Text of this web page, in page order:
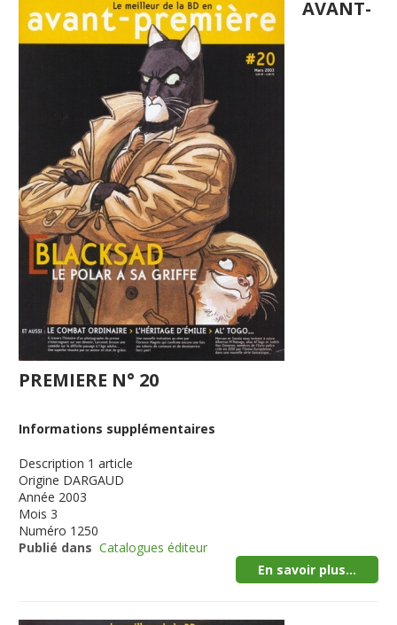
AVANT-
PREMIERE N° 20
Informations supplémentaires
Description 1 article
Origine DARGAUD
Année 2003
Mois 3
Numéro 1250
Publié dans Catalogues éditeur
En savoir plus...